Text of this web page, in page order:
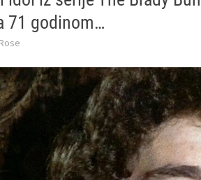
71 godinom…
Rose